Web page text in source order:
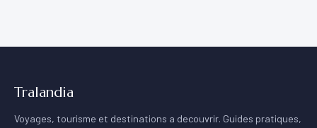
Tralandia
Voyages, tourisme et destinations a decouvrir. Guides pratiques,